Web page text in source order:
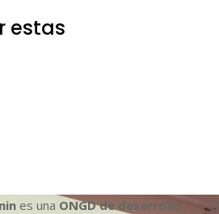
estas
es una ONGD de desarrollo